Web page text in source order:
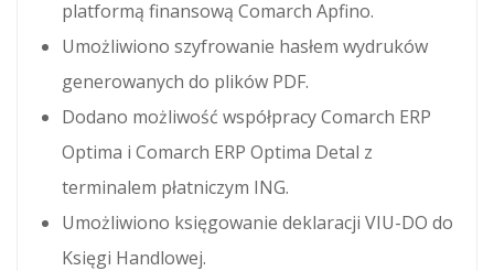
platformą finansową Comarch Apfino.
Umożliwiono szyfrowanie hasłem wydruków
generowanych do plików PDF.
Dodano możliwość współpracy Comarch ERP
Optima i Comarch ERP Optima Detal z
terminalem płatniczym ING.
Umożliwiono księgowanie deklaracji VIU-DO do
Księgi Handlowej.